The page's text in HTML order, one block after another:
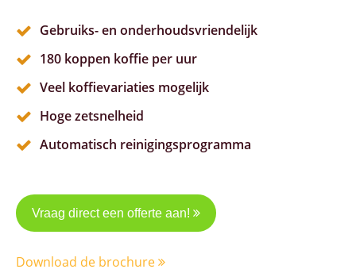
Gebruiks- en onderhoudsvriendelijk
180 koppen koffie per uur
Veel koffievariaties mogelijk
Hoge zetsnelheid
Automatisch reinigingsprogramma
Vraag direct een offerte aan!
Download de brochure